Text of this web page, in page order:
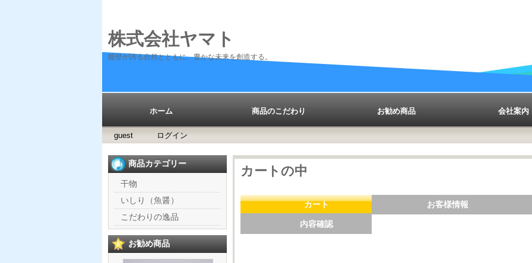
株式会社ヤマト
能登が誇る自然とともに、豊かな未来を創造する。
ホーム 商品のこだわり お勧め商品 会社案内
guest ログイン
カートの中
カート お客様情報
内容確認
商品カテゴリー
干物
いしり（魚醤）
こだわりの逸品
お勧め商品